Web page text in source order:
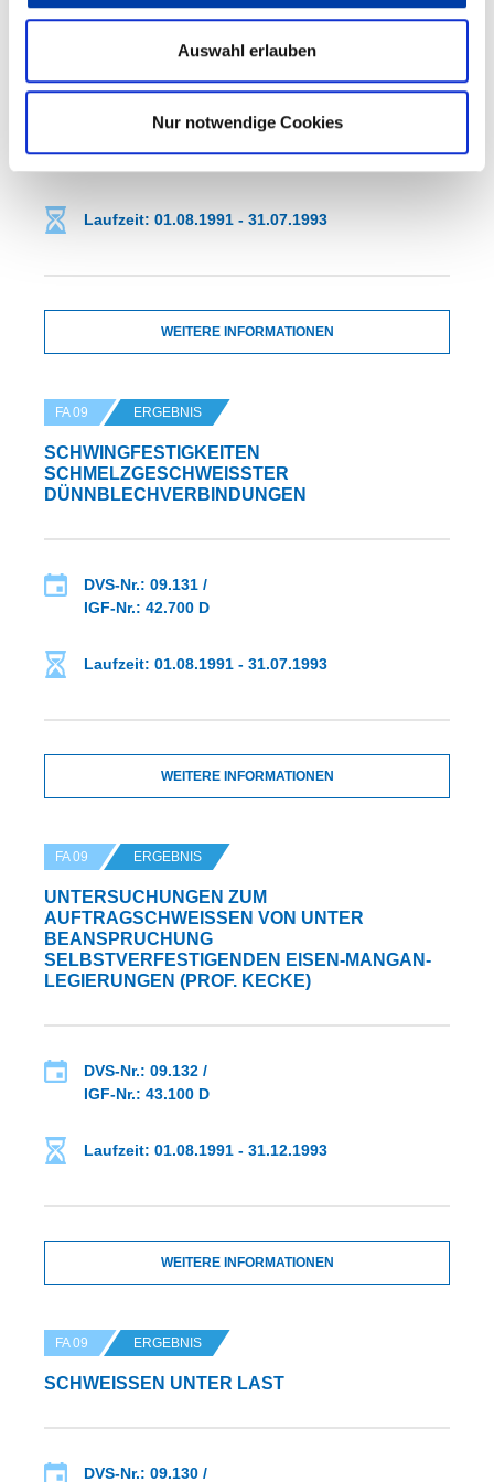
Auswahl erlauben
Nur notwendige Cookies
SICHERHEITSTECHNISCH BEGRÜNDETER
MODERNER SCHWEISSBARER BAUSTÄHLE
Laufzeit: 01.08.1991 - 31.07.1993
WEITERE INFORMATIONEN
FA 09 ERGEBNIS
SCHWINGFESTIGKEITEN
SCHMELZGESCHWEISSTER D
ÜNNBLECHVERBINDUNGEN
DVS-Nr.: 09.131 /
IGF-Nr.: 42.700 D
Laufzeit: 01.08.1991 - 31.07.1993
WEITERE INFORMATIONEN
FA 09 ERGEBNIS
UNTERSUCHUNGEN ZUM
AUFTRAGSCHWEISSEN VON UNTER B
EANSPRUCHUNG S
ELBSTVERFESTIGENDEN EISEN-MANGAN-L
EGIERUNGEN (PROF. KECKE)
DVS-Nr.: 09.132 /
IGF-Nr.: 43.100 D
Laufzeit: 01.08.1991 - 31.12.1993
WEITERE INFORMATIONEN
FA 09 ERGEBNIS
SCHWEISSEN UNTER LAST
DVS-Nr.: 09.130 /